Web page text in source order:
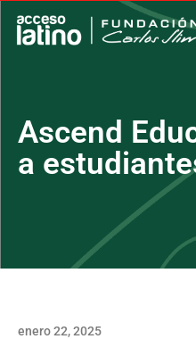
Ascend
a
enero 22, 2025